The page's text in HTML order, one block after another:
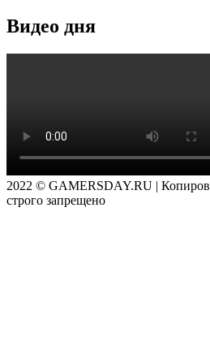
Видео дня
2022 © GAMERSDAY.RU |
строго запрещено